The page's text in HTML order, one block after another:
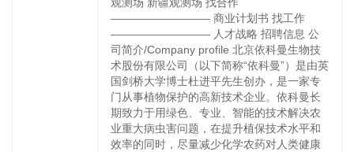
————————— 商业计划书 找工作
————————— 人才战略 招聘信息 公
司简介/Company profile‍ 北京依科曼生物技
术股份有限公司（以下简称“依科曼”）是由英
国剑桥大学博士杜进平先生创办，是一家专
门从事植物保护的高新技术企业。依科曼长
期致力于用绿色、专业、智能的技术解决农
业重大病虫害问题，在提升植保技术水平和
效率的同时，尽量减少化学农药对人类健康